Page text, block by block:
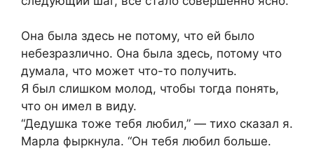
Она была здесь не потому, что ей было
небезразлично. Она была здесь, потому что
думала, что может что-то получить.
Я был слишком молод, чтобы тогда понять,
что он имел в виду.
“Дедушка тоже тебя любил,” — тихо сказал я.
Марла фыркнула. “Он тебя любил больше.